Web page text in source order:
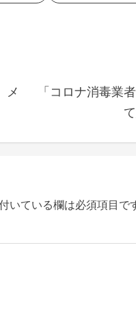
メ
「コロナ消毒業
いている欄は必須項目で